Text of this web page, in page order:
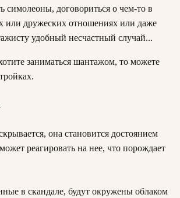
симолеоны, договориться о чем-то в
или дружеских отношениях или даже
удобный несчастный случай...
заниматься шантажом, то можете
она становится достоянием
реагировать на нее, что порождает
в скандале, будут окружены облаком